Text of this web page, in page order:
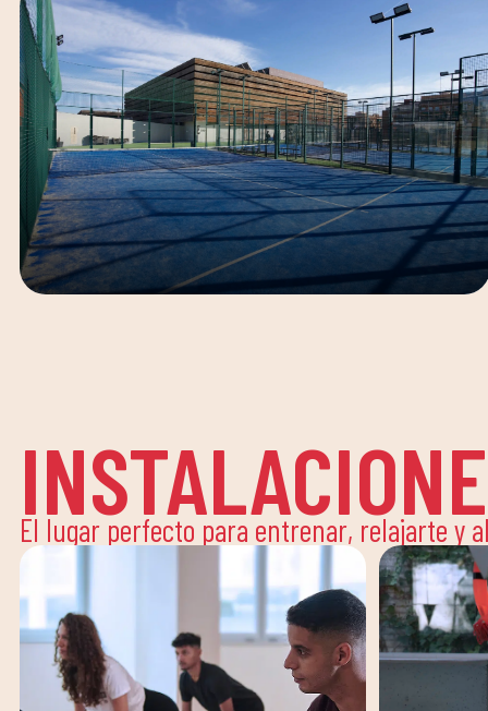
El lugar perfecto para entrenar, relajarte y